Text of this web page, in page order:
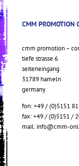
CMM PROMOTION
cmm promotion –
tiefe strasse 6
seiteneingang
31789 hameln
germany
fon: +49 / (0)5151
fax: +49 / (0)5151 /
mail: info@cmm-